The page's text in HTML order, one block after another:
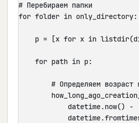
# Перебираем папки
for folder in only_directory:
p = [x for x in
    for path in p:
# Определяем возраст
            datetime.now() -